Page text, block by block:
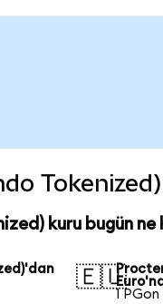
kuru bugün ne
🇪🇺
1